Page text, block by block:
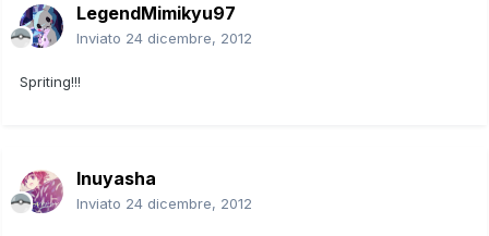
LegendMimikyu97
Inviato 24 dicembre, 2012
Spriting!!!
Inuyasha
Inviato 24 dicembre, 2012